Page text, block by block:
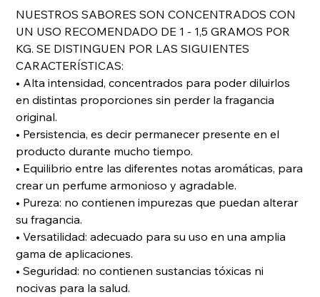
NUESTROS SABORES SON CONCENTRADOS CON
UN USO RECOMENDADO DE 1 - 1,5 GRAMOS POR
KG. SE DISTINGUEN POR LAS SIGUIENTES
CARACTERÍSTICAS:
• Alta intensidad, concentrados para poder diluirlos
en distintas proporciones sin perder la fragancia
original.
• Persistencia, es decir permanecer presente en el
producto durante mucho tiempo.
• Equilibrio entre las diferentes notas aromáticas, para
crear un perfume armonioso y agradable.
• Pureza: no contienen impurezas que puedan alterar
su fragancia.
• Versatilidad: adecuado para su uso en una amplia
gama de aplicaciones.
• Seguridad: no contienen sustancias tóxicas ni
nocivas para la salud.